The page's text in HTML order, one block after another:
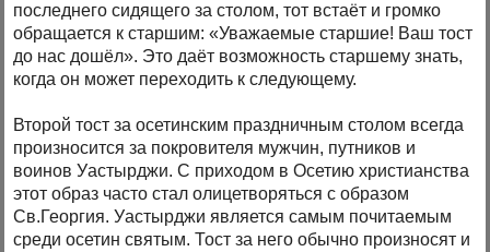
последнего сидящего за столом, тот встаёт и громко
обращается к старшим: «Уважаемые старшие! Ваш тост
до нас дошёл». Это даёт возможность старшему знать,
когда он может переходить к следующему.
Второй тост за осетинским праздничным столом всегда
произносится за покровителя мужчин, путников и
воинов Уастырджи. С приходом в Осетию христианства
этот образ часто стал олицетворяться с образом
Св.Георгия. Уастырджи является самым почитаемым
среди осетин святым. Тост за него обычно произносят и